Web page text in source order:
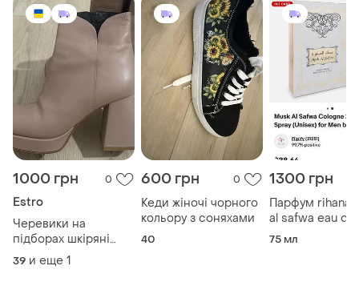
1000 грн 0
Estro
Черевики на
підборах шкіряні
estro
39 и еще 1
600 грн 0
Кеди жіночі чорного
кольору з соняхами
40
1300 грн
Парфум
al safwa eau de
parfum 80 мл •
75 мл